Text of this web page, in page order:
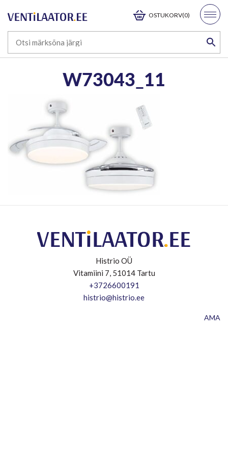
OSTUKORV(0)
W73043_11
Histrio OÜ
Vitamiini 7, 51014 Tartu
+3726600191
histrio@histrio.ee
AMA